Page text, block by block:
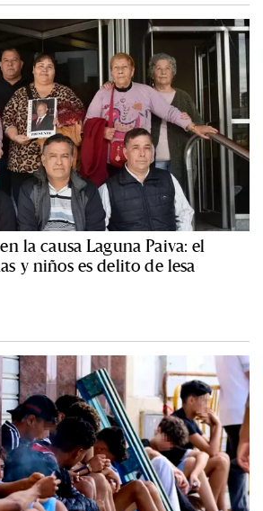
la causa Laguna Paiva: el
y niños es delito de lesa